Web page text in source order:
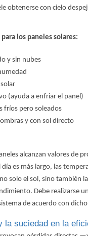
obtenerse con cielo
los paneles solares:
y sin nubes
(ayuda a enfriar el panel)
fríos pero soleados
y con sol directo
alcanzan valores de
es más largo, las
solo el sol, sino también
Debe realizarse
de acuerdo con dicho
la suciedad en la